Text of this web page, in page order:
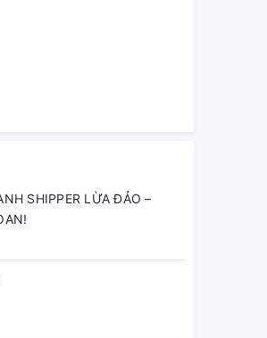
SHIPPER LỪA ĐẢO –